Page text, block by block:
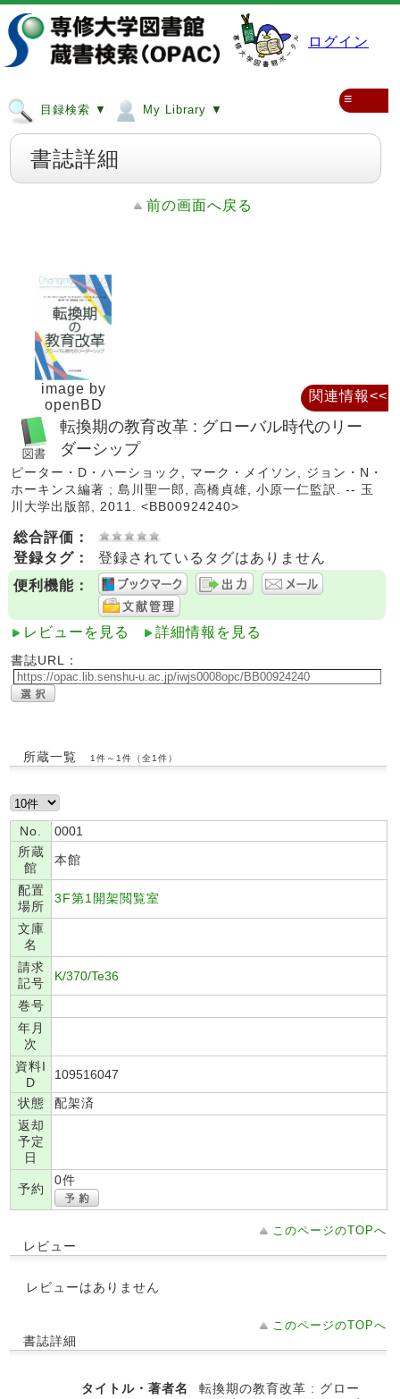
ログイン
目録検索 ▼ My Library ▼
≡
書誌詳細
前の画面へ戻る
image by
openBD
転換期の教育改革 : グローバル時代のリー
ダーシップ
ピーター・D・ハーショック, マーク・メイソン, ジョン・N・
ホーキンス編著 ; 島川聖一郎, 高橋貞雄, 小原一仁監訳. -- 玉
川大学出版部, 2011. <BB00924240>
総合評価：
登録タグ：
登録されているタグはありません
便利機能：
レビューを見る 詳細情報を見る
書誌URL：
所蔵一覧 1件～1件（全1件）
No.
0001
所蔵
館
本館
配置
場所
3F第1開架閲覧室
文庫
名
請求
記号
K/370/Te36
巻号
年月
次
資料I
D
109516047
状態
配架済
返却
予定
日
予約
0件
このページのTOPへ
レビュー
レビューはありません
このページのTOPへ
書誌詳細
タイトル・著者名
転換期の教育改革 : グロー
関連情報<<